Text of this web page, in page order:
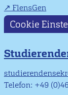
FlensGen
Cookie
Telefon: +49